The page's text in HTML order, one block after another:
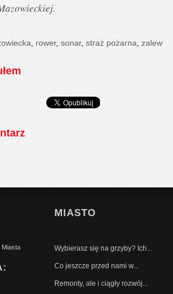
rower, sonar, straż pożarna zalew
Miasta
MIASTO
Wybierasz się na grzyby? Ich...
Co jeszcze przed nami w...
Remonty, ale i ciągły rozwój...